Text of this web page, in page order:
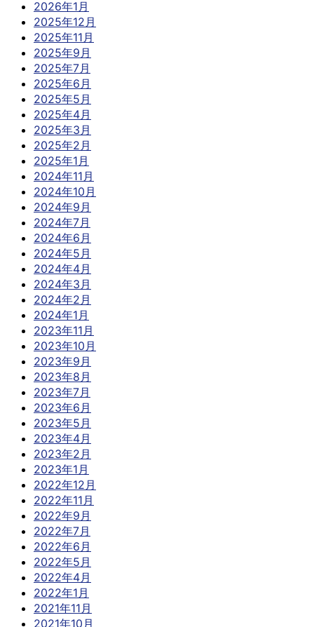
2026年1月
2025年12月
2025年11月
2025年9月
2025年7月
2025年6月
2025年5月
2025年4月
2025年3月
2025年2月
2025年1月
2024年11月
2024年10月
2024年9月
2024年7月
2024年6月
2024年5月
2024年4月
2024年3月
2024年2月
2024年1月
2023年11月
2023年10月
2023年9月
2023年8月
2023年7月
2023年6月
2023年5月
2023年4月
2023年2月
2023年1月
2022年12月
2022年11月
2022年9月
2022年7月
2022年6月
2022年5月
2022年4月
2022年1月
2021年11月
2021年10月